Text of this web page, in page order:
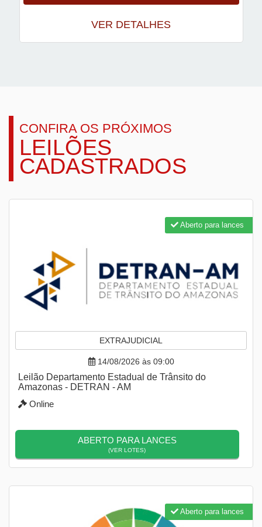
VER DETALHES
CONFIRA OS PRÓXIMOS
LEILÕES
CADASTRADOS
EXTRAJUDICIAL
14/08/2026 às 09:00
Leilão Departamento Estadual de Trânsito do
Amazonas - DETRAN - AM
Online
ABERTO PARA LANCES
(VER LOTES)
Aberto para lances
Aberto para lances